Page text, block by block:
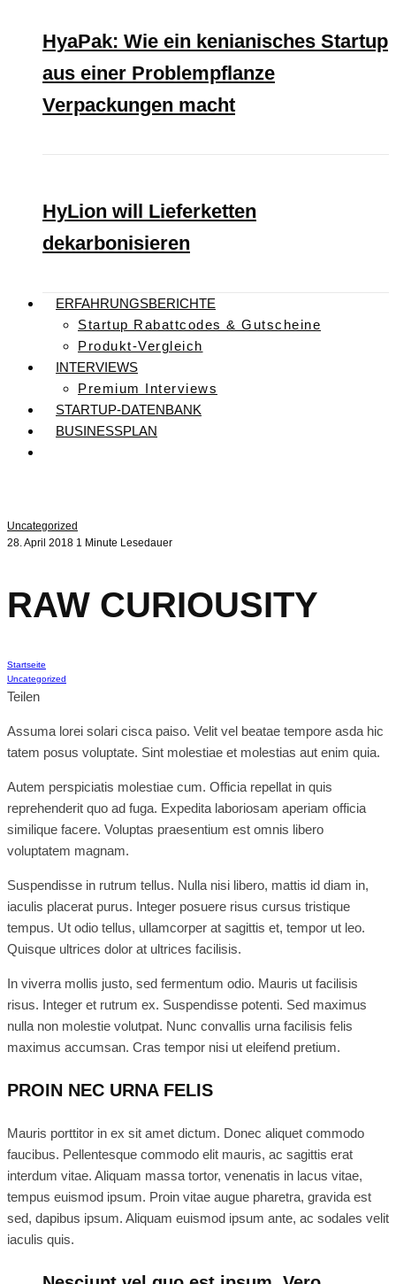
HyaPak: Wie ein kenianisches Startup
aus einer Problempflanze
Verpackungen macht
HyLion will Lieferketten
dekarbonisieren
ERFAHRUNGSBERICHTE
Startup Rabattcodes & Gutscheine
Produkt-Vergleich
INTERVIEWS
Premium Interviews
STARTUP-DATENBANK
BUSINESSPLAN
Uncategorized
28. April 2018 1 Minute Lesedauer
RAW CURIOUSITY
Startseite
Uncategorized
Teilen
Assuma lorei solari cisca paiso. Velit vel beatae tempore asda hic
tatem posus voluptate. Sint molestiae et molestias aut enim quia.
Autem perspiciatis molestiae cum. Officia repellat in quis
reprehenderit quo ad fuga. Expedita laboriosam aperiam officia
similique facere. Voluptas praesentium est omnis libero
voluptatem magnam.
Suspendisse in rutrum tellus. Nulla nisi libero, mattis id diam in,
iaculis placerat purus. Integer posuere risus cursus tristique
tempus. Ut odio tellus, ullamcorper at sagittis et, tempor ut leo.
Quisque ultrices dolor at ultrices facilisis.
In viverra mollis justo, sed fermentum odio. Mauris ut facilisis
risus. Integer et rutrum ex. Suspendisse potenti. Sed maximus
nulla non molestie volutpat. Nunc convallis urna facilisis felis
maximus accumsan. Cras tempor nisi ut eleifend pretium.
PROIN NEC URNA FELIS
Mauris porttitor in ex sit amet dictum. Donec aliquet commodo
faucibus. Pellentesque commodo elit mauris, ac sagittis erat
interdum vitae. Aliquam massa tortor, venenatis in lacus vitae,
tempus euismod ipsum. Proin vitae augue pharetra, gravida est
sed, dapibus ipsum. Aliquam euismod ipsum ante, ac sodales velit
iaculis quis.